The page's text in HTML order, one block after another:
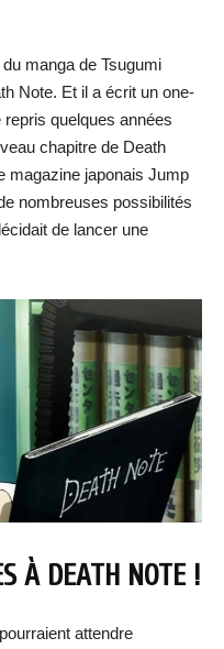
manga de Tsugumi
Note. Et il a écrit un one-
quelques années
chapitre de Death
magazine japonais Jump
nombreuses possibilités
de lancer une
À DEATH NOTE !
pourraient attendre